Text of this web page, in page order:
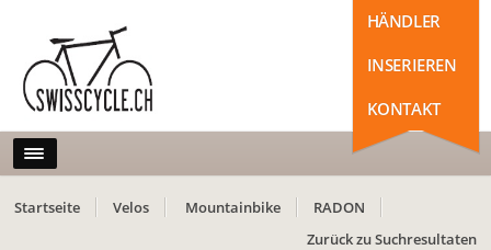
HÄNDLER
INSERIEREN
KONTAKT
Startseite Velos Mountainbike
RADON
Zurück zu Suchresultaten